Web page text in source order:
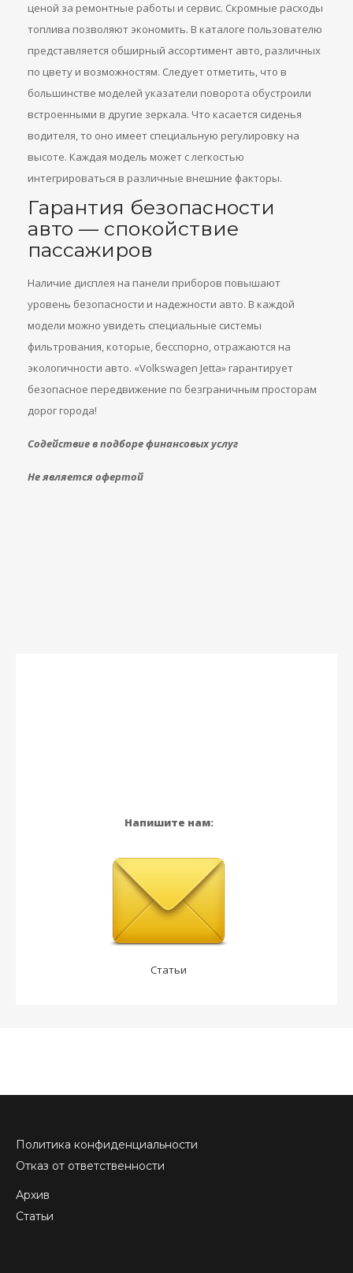
ценой за ремонтные работы и сервис. Скромные расходы
топлива позволяют экономить. В каталоге пользователю
представляется обширный ассортимент авто, различных
по цвету и возможностям. Следует отметить, что в
большинстве моделей указатели поворота обустроили
встроенными в другие зеркала. Что касается сиденья
водителя, то оно имеет специальную регулировку на
высоте. Каждая модель может с легкостью
интегрироваться в различные внешние факторы.
Гарантия безопасности
авто — спокойствие
пассажиров
Наличие дисплея на панели приборов повышают
уровень безопасности и надежности авто. В каждой
модели можно увидеть специальные системы
фильтрования, которые, бесспорно, отражаются на
экологичности авто. «Volkswagen Jetta» гарантирует
безопасное передвижение по безграничным просторам
дорог города!
Содействие в подборе финансовых услуг
Не является офертой
Напишите нам:
Статьи
Политика конфиденциальности
Отказ от ответственности
Архив
Статьи